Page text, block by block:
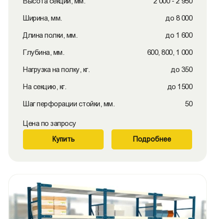
Ширина, мм. до 8 000
Длина полки, мм. до 1 600
Глубина, мм. 600, 800, 1 000
Нагрузка на полку, кг. до 350
На секцию, кг. до 1500
Шаг перфорации стойки, мм. 50
Цена по запросу
Купить Подробнее